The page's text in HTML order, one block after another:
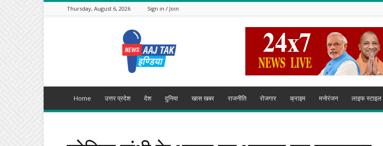
Thursday, August 6, 2026 Sign in / Join
India
Home उत्तर प्रदेश देश दुनिया खास खबर राजनीति रोजगार क्राइम मनोरंजन लाइफ स्टाइल